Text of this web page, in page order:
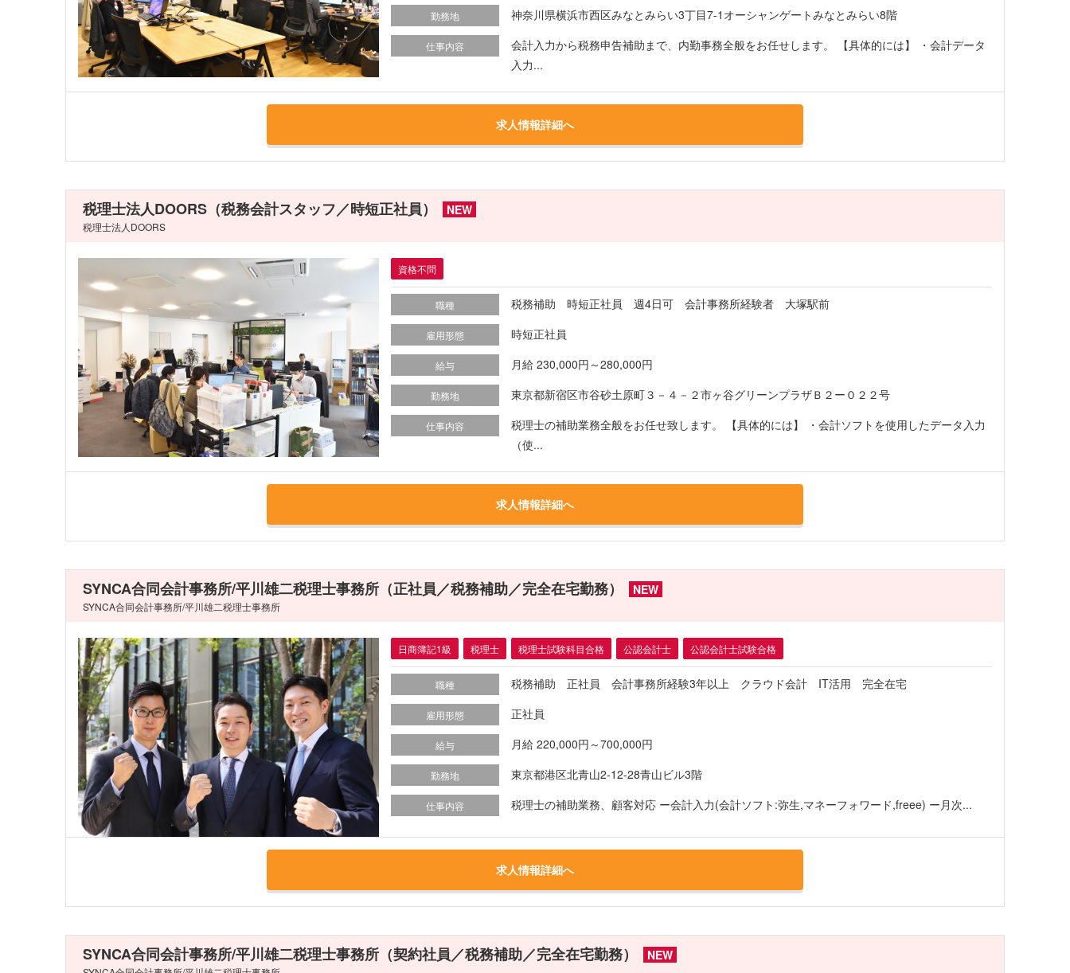
勤務地 神奈川県横浜市西区みなとみらい3丁目7-1オーシャンゲートみなとみらい8階
仕事内容
会計入力から税務申告補助まで、内勤事務全般をお任せします。 【具体的には】 ・会計データ
入力...
求人情報詳細へ
税理士法人DOORS（税務会計スタッフ／時短正社員） NEW
税理士法人DOORS
資格不問
職種 税務補助 時短正社員 週4日可 会計事務所経験者 大塚駅前
雇用形態 時短正社員
給与 月給 230,000円～280,000円
勤務地 東京都新宿区市谷砂土原町３－４－２市ヶ谷グリーンプラザＢ２ー０２２号
仕事内容
税理士の補助業務全般をお任せ致します。 【具体的には】 ・会計ソフトを使用したデータ入力
（使...
求人情報詳細へ
SYNCA合同会計事務所/平川雄二税理士事務所（正社員／税務補助／完全在宅勤務） NEW
SYNCA合同会計事務所/平川雄二税理士事務所
日商簿記1級 税理士 税理士試験科目合格 公認会計士 公認会計士試験合格
職種 税務補助 正社員 会計事務所経験3年以上 クラウド会計 IT活用 完全在宅
雇用形態 正社員
給与 月給 220,000円～700,000円
勤務地 東京都港区北青山2-12-28青山ビル3階
仕事内容 税理士の補助業務、顧客対応 ー会計入力(会計ソフト:弥生,マネーフォワード,freee) ー月次...
求人情報詳細へ
SYNCA合同会計事務所/平川雄二税理士事務所（契約社員／税務補助／完全在宅勤務） NEW